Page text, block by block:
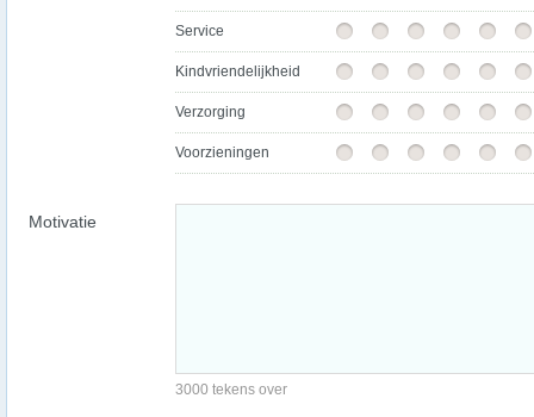
Service
Kindvriendelijkheid
Verzorging
Voorzieningen
Motivatie
3000 tekens over